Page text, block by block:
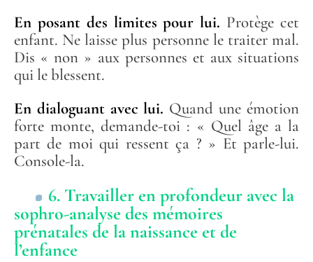
En posant des limites pour lui. Protège cet
enfant. Ne laisse plus personne le traiter mal.
Dis « non » aux personnes et aux situations
qui le blessent.
En dialoguant avec lui. Quand une émotion
forte monte, demande-toi : « Quel âge a la
part de moi qui ressent ça ? » Et parle-lui.
Console-la.
6. Travailler en profondeur avec la
sophro-analyse des mémoires
prénatales de la naissance et de
l’enfance